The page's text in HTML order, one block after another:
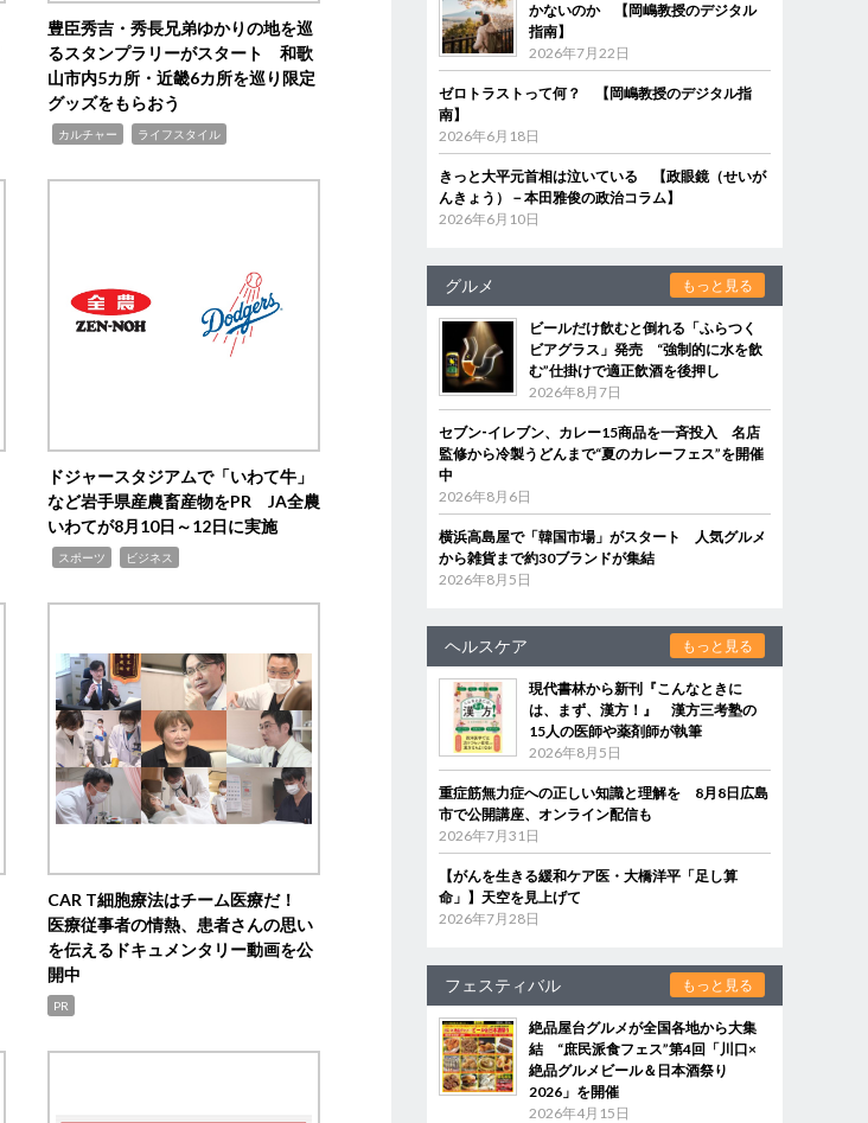
豊臣秀吉・秀長兄弟ゆかりの地を巡
るスタンプラリーがスタート 和歌
山市内5カ所・近畿6カ所を巡り限定
グッズをもらおう
カルチャー ライフスタイル
ドジャースタジアムで「いわて牛」
など岩手県産農畜産物をPR JA全農
いわてが8月10日～12日に実施
スポーツ ビジネス
CAR T細胞療法はチーム医療だ！
医療従事者の情熱、患者さんの思い
を伝えるドキュメンタリー動画を公
開中
PR
かないのか 【岡嶋教授のデジタル
指南】
2026年7月22日
ゼロトラストって何？ 【岡嶋教授のデジタル指
南】
2026年6月18日
きっと大平元首相は泣いている 【政眼鏡（せいが
んきょう）－本田雅俊の政治コラム】
2026年6月10日
グルメ もっと見る
ビールだけ飲むと倒れる「ふらつく
ビアグラス」発売 “強制的に水を飲
む”仕掛けで適正飲酒を後押し
2026年8月7日
セブン‐イレブン、カレー15商品を一斉投入 名店
監修から冷製うどんまで“夏のカレーフェス”を開催
中
2026年8月6日
横浜高島屋で「韓国市場」がスタート 人気グルメ
から雑貨まで約30ブランドが集結
2026年8月5日
ヘルスケア もっと見る
現代書林から新刊『こんなときに
は、まず、漢方！』 漢方三考塾の
15人の医師や薬剤師が執筆
2026年8月5日
重症筋無力症への正しい知識と理解を 8月8日広島
市で公開講座、オンライン配信も
2026年7月31日
【がんを生きる緩和ケア医・大橋洋平「足し算
命」】天空を見上げて
2026年7月28日
フェスティバル もっと見る
絶品屋台グルメが全国各地から大集
結 “庶民派食フェス”第4回「川口×
絶品グルメビール＆日本酒祭り
2026」を開催
2026年4月15日